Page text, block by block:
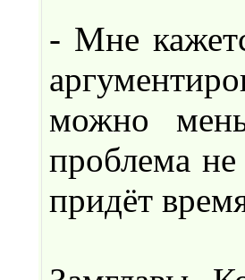
- Мне
можно
проблема
придёт